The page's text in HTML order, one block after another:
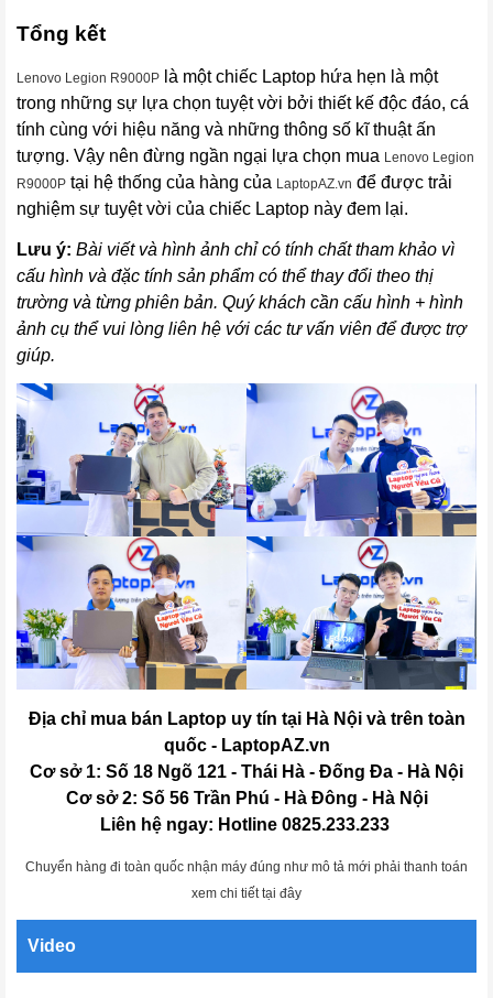
Tổng kết
Lenovo Legion R9000P là một chiếc Laptop hứa hẹn là một
trong những sự lựa chọn tuyệt vời bởi thiết kế độc đáo, cá
tính cùng với hiệu năng và những thông số kĩ thuật ấn
tượng. Vậy nên đừng ngần ngại lựa chọn mua Lenovo Legion
R9000P tại hệ thống của hàng của LaptopAZ.vn để được trải
nghiệm sự tuyệt vời của chiếc Laptop này đem lại.
Lưu ý: Bài viết và hình ảnh chỉ có tính chất tham khảo vì
cấu hình và đặc tính sản phẩm có thể thay đổi theo thị
trường và từng phiên bản. Quý khách cần cấu hình + hình
ảnh cụ thể vui lòng liên hệ với các tư vấn viên để được trợ
giúp.
Địa chỉ mua bán Laptop uy tín tại Hà Nội và trên toàn
quốc - LaptopAZ.vn
Cơ sở 1: Số 18 Ngõ 121 - Thái Hà - Đống Đa - Hà Nội
Cơ sở 2: Số 56 Trần Phú - Hà Đông - Hà Nội
Liên hệ ngay: Hotline 0825.233.233
Chuyển hàng đi toàn quốc nhận máy đúng như mô tả mới phải thanh toán
xem chi tiết tại đây
Video